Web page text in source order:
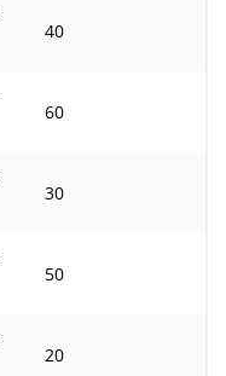
40
60
30
50
20